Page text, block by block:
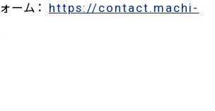
ーム： https://contact.machi-